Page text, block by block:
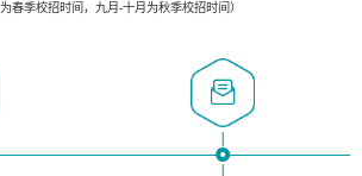
春季校招时间，九月-十月为秋季校招时间）